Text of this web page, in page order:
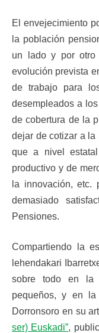
El envejecimiento
la población
un lado y por
evolución prevista
de trabajo para
desempleados a
de cobertura de la
dejar de cotizar a la
que a nivel
productivo y de
la innovación, etc.
demasiado
Pensiones.
Compartiendo la
lehendakari
sobre todo en la
pequeños, y en
Dorronsoro en su
ser) Euskadi”,